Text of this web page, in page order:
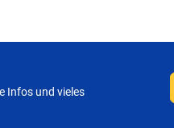
Infos und vieles